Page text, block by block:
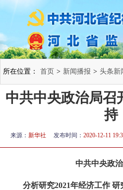
所在位置： 首页 > 新闻播报 > 头条新
中共中央政治局召
持
来源： 新华社 发布时间： 2020-12-11
中共中央政
分析研究2021年经济工作